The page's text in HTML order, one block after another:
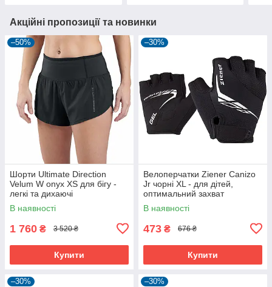
Акційні пропозиції та новинки
–50%
Шорти Ultimate Direction
Velum W onyx XS для бігу -
легкі та дихаючі
В наявності
1 760 ₴ 3 520 ₴
Купити
–30%
Велоперчатки Ziener Canizo
Jr чорні XL - для дітей,
оптимальний захват
В наявності
473 ₴ 676 ₴
Купити
–30% –30%